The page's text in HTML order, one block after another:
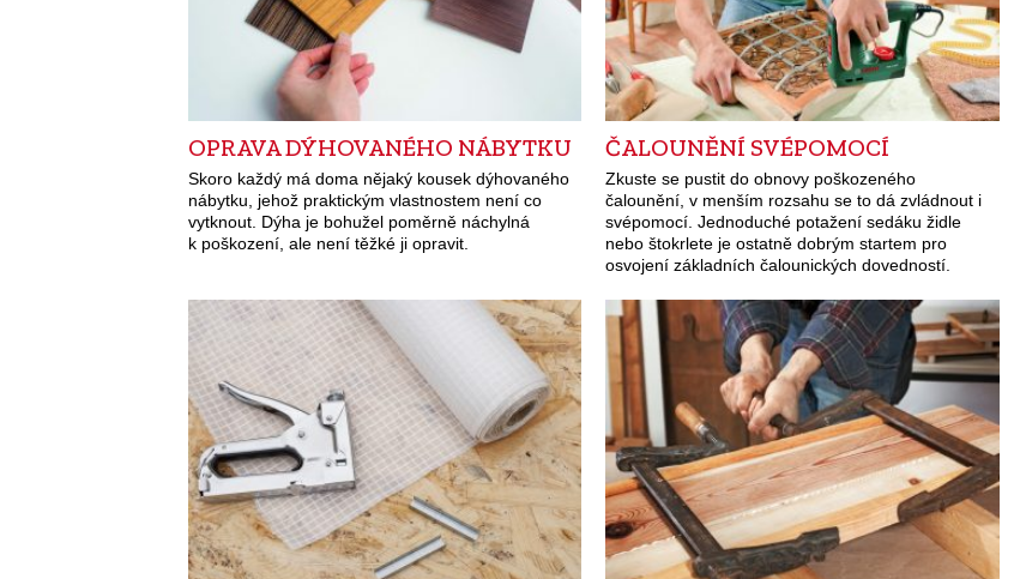
OPRAVA DÝHOVANÉHO NÁBYTKU
Skoro každý má doma nějaký kousek dýhovaného
nábytku, jehož praktickým vlastnostem není co
vytknout. Dýha je bohužel poměrně náchylná
k poškození, ale není těžké ji opravit.
ČALOUNĚNÍ SVÉPOMOCÍ
Zkuste se pustit do obnovy poškozeného
čalounění, v menším rozsahu se to dá zvládnout i
svépomocí. Jednoduché potažení sedáku židle
nebo štokrlete je ostatně dobrým startem pro
osvojení základních čalounických dovedností.